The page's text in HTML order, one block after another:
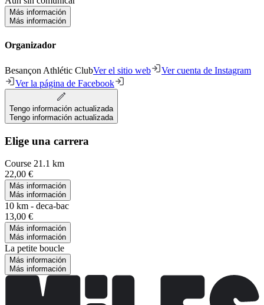
Más información
Más información
Organizador
Besançon Athlétic ClubVer el sitio web
Ver cuenta de Instagram
Ver la página de Facebook
Tengo información actualizada
Tengo información actualizada
Elige una carrera
Course 21.1 km
22,00 €
Más información
Más información
10 km - deca-bac
13,00 €
Más información
Más información
La petite boucle
Más información
Más información